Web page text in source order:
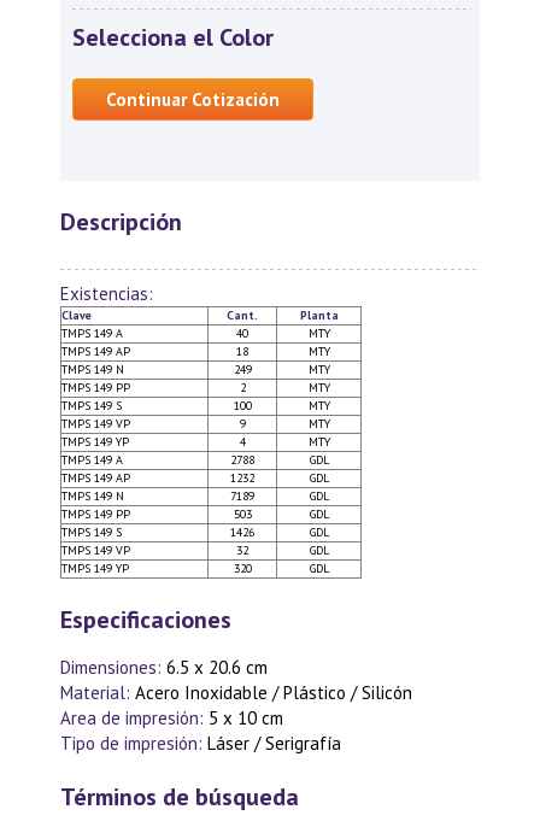
Selecciona el Color
Continuar Cotización
Descripción
Existencias:
Clave Cant.
Planta
TMPS 149 A
40
MTY
TMPS 149 AP
18
MTY
TMPS 149 N
249
MTY
TMPS 149 PP
2
MTY
TMPS 149 S
100
MTY
TMPS 149 VP
9
MTY
TMPS 149 YP
4
MTY
TMPS 149 A
2788
GDL
TMPS 149 AP
1232
GDL
TMPS 149 N
7189
GDL
TMPS 149 PP
503
GDL
TMPS 149 S
1426
GDL
TMPS 149 VP
32
GDL
TMPS 149 YP
320 GDL
Especificaciones
Dimensiones: 6.5 x 20.6 cm
Material: Acero Inoxidable / Plástico / Silicón
Area de impresión: 5 x 10 cm
Tipo de impresión: Láser / Serigrafía
Términos de búsqueda